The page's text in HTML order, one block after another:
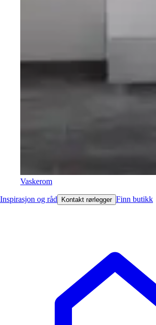
Vaskerom
Inspirasjon og råd Kontakt rørlegger Finn butikk